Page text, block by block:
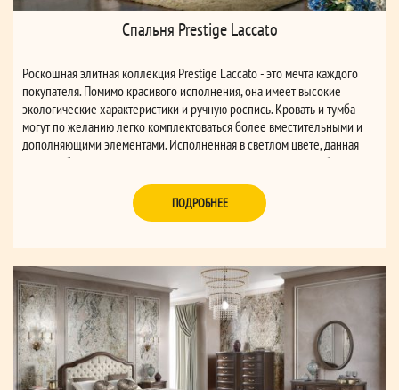
Спальня Prestige Laccato
Роскошная элитная коллекция Prestige Laccato - это мечта каждого
покупателя. Помимо красивого исполнения, она имеет высокие
экологические характеристики и ручную роспись. Кровать и тумба
могут по желанию легко комплектоваться более вместительными и
дополняющими элементами. Исполненная в светлом цвете, данная
спальня будет уютно смотреться на светло-коричневом или бежевом
ПОДРОБНЕЕ